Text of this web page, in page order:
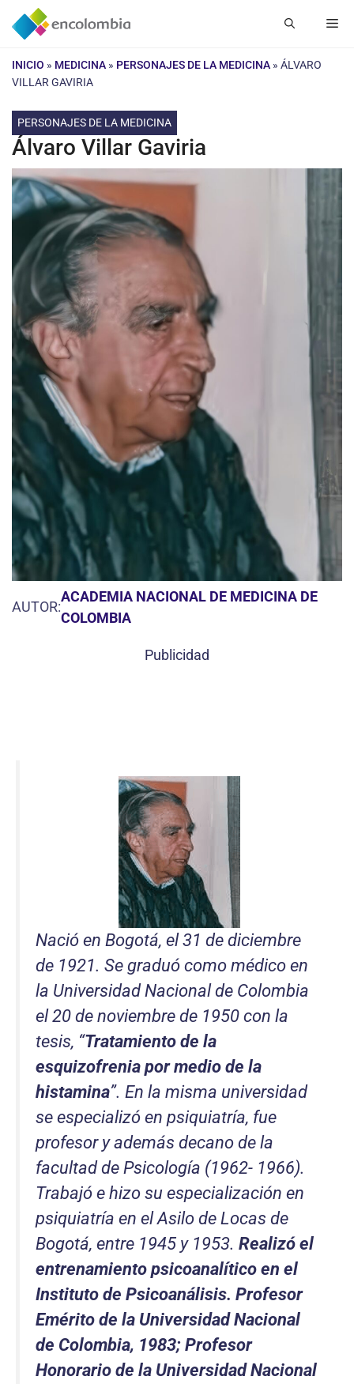
Saltar
INICIO » MEDICINA » PERSONAJES DE LA MEDICINA » ÁLVARO
VILLAR GAVIRIA
PERSONAJES DE LA MEDICINA
Álvaro Villar Gaviria
AUTOR:
ACADEMIA NACIONAL DE MEDICINA DE
COLOMBIA
Publicidad
Nació en Bogotá, el 31 de diciembre
de 1921. Se graduó como médico en
la Universidad Nacional de Colombia
el 20 de noviembre de 1950 con la
tesis, “Tratamiento de la
esquizofrenia por medio de la
histamina”. En la misma universidad
se especializó en psiquiatría, fue
profesor y además decano de la
facultad de Psicología (1962- 1966).
Trabajó e hizo su especialización en
psiquiatría en el Asilo de Locas de
Bogotá, entre 1945 y 1953. Realizó el
entrenamiento psicoanalítico en el
Instituto de Psicoanálisis. Profesor
Emérito de la Universidad Nacional
de Colombia, 1983; Profesor
Honorario de la Universidad Nacional